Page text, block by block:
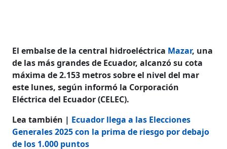
El embalse de la central hidroeléctrica Mazar, una
de las más grandes de Ecuador, alcanzó su cota
máxima de 2.153 metros sobre el nivel del mar
este lunes, según informó la Corporación
Eléctrica del Ecuador (CELEC).
Lea también | Ecuador llega a las Elecciones
Generales 2025 con la prima de riesgo por debajo
de los 1.000 puntos